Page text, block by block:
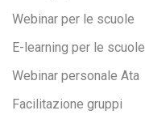
Webinar per le scuole
E-learning per le scuole
Webinar personale Ata
Facilitazione gruppi